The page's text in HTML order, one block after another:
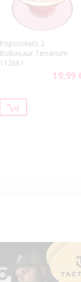
Popsockets 2
Bulbasaur Terrarium
112661
19,99